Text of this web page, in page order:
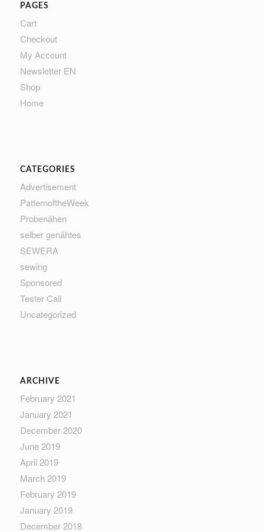
PAGES
Cart
Checkout
My Account
Newsletter EN
Shop
Home
CATEGORIES
Advertisement
PatternoftheWeek
Probenähen
selber genähtes
SEWERA
sewing
Sponsored
Tester Call
Uncategorized
ARCHIVE
February 2021
January 2021
December 2020
June 2019
April 2019
March 2019
February 2019
January 2019
December 2018